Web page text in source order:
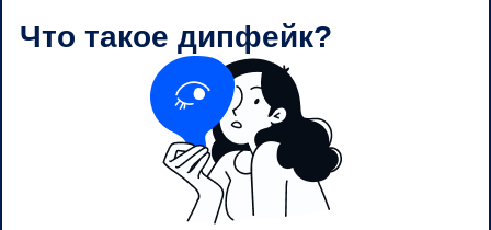
Что такое дипфейк?